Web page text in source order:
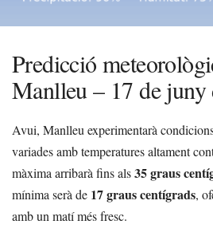
Predicció
Manlleu – 17 de juny
Avui, Manlleu experimentarà
variades amb temperatures altament
màxima arribarà fins als35 graus
mínima serà de 17 graus centígrads,
amb un matí més fresc.